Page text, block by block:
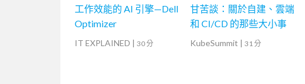
工作效能的 AI 引擎—Dell
Optimizer
IT EXPLAINED | 30 分
甘苦談：關於自建、雲端
和 CI/CD 的那些大小事
KubeSummit | 31 分